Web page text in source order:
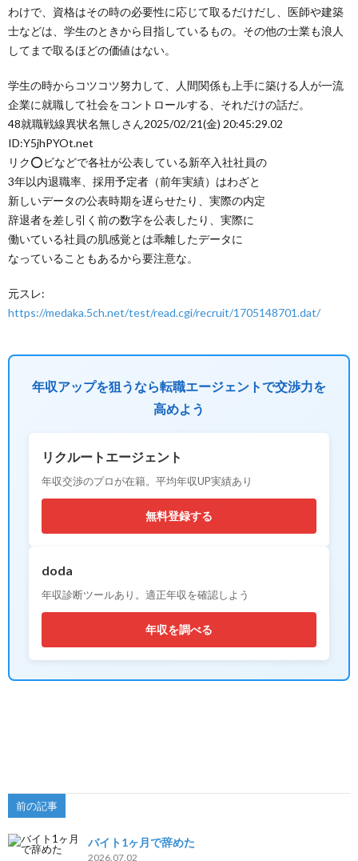
わけで、資格はその時の必要性に応じて取るだけだし、医師や建築
士などは、学生のときから目指しているもの。その他の士業も浪人
してまで取るほどの価値はない。
学生の時からコツコツ努力して、人間関係も上手に築ける人が一流
企業に就職して社会をコントロールする、それだけの話だ。
48就職戦線異状名無しさん2025/02/21(金) 20:45:29.02
ID:Y5jhPYOt.net
リク⭕ビなどで各社が公表している新卒入社社員の
3年以内退職率、採用予定者（前年実績）はわざと
新しいデータの公表時期を遅らせたり、実際の内定
辞退者を差し引く前の数字を公表したり、実際に
働いている社員の肌感覚とは乖離したデータに
なっていることもあるから要注意な。
元スレ:
https://medaka.5ch.net/test/read.cgi/recruit/1705148701.dat/
年収アップを狙うなら転職エージェントで交渉力を
高めよう
リクルートエージェント
年収交渉のプロが在籍。平均年収UP実績あり
無料登録する
doda
年収診断ツールあり。適正年収を確認しよう
年収を調べる
前の記事
バイト1ヶ月で辞めた
2026.07.02